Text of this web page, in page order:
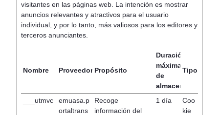
visitantes en las páginas web. La intención es mostrar
anuncios relevantes y atractivos para el usuario
individual, y por lo tanto, más valiosos para los editores y
terceros anunciantes.
Nombre Proveedor Propósito
Duración
máxima
de
almacenamiento
Tipo
___utmvc
emuasa.p
ortaltrans
Recoge
información del
1 día
Coo
kie